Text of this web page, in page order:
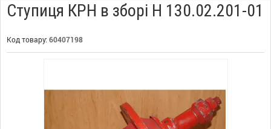
Ступиця КРН в зборі Н 130.02.201-01
Код товару: 60407198